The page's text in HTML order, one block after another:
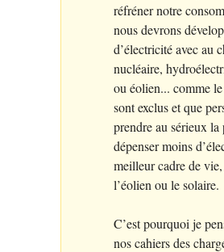
réfréner notre
nous devrons
d’électricité avec au
nucléaire,
ou éolien... comme
sont exclus et que
prendre au sérieux
dépenser moins
meilleur cadre de
l’éolien ou le solaire.
C’est pourquoi je
nos cahiers des